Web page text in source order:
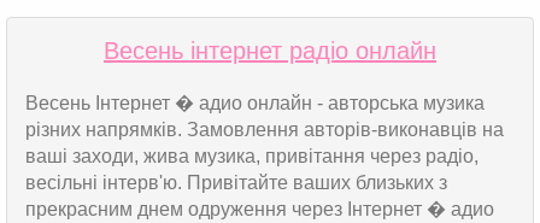
Весень інтернет радіо онлайн
Весень Інтернет � адио онлайн - авторська музика
різних напрямків. Замовлення авторів-виконавців на
ваші заходи, жива музика, привітання через радіо,
весільні інтерв'ю. Привітайте ваших близьких з
прекрасним днем одруження через Інтернет � адио